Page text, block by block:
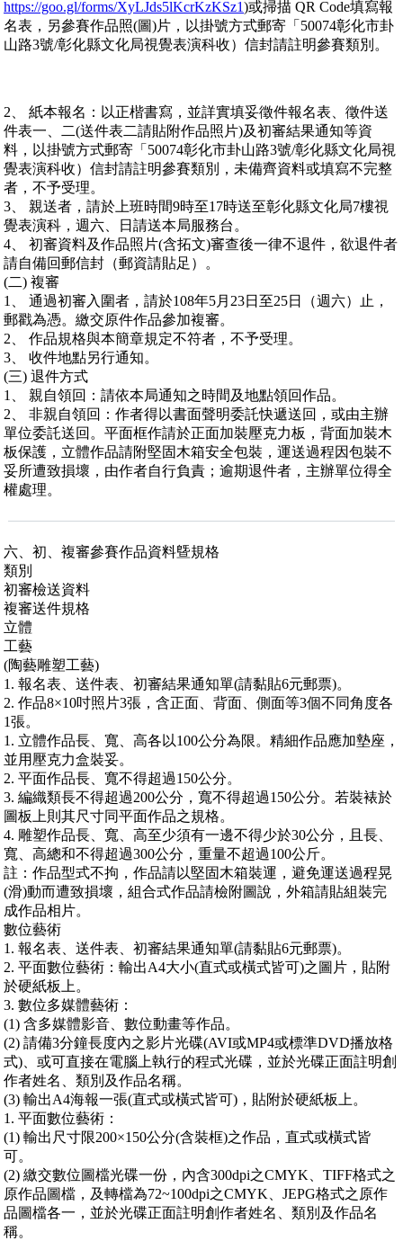
https://goo.gl/forms/XyLJds5lKcrKzKSz1)或掃描 QR Code填寫報
名表，另參賽作品照(圖)片，以掛號方式郵寄「50074彰化市卦
山路3號/彰化縣文化局視覺表演科收）信封請註明參賽類別。
2、 紙本報名：以正楷書寫，並詳實填妥徵件報名表、徵件送
件表一、二(送件表二請貼附作品照片)及初審結果通知等資
料，以掛號方式郵寄「50074彰化市卦山路3號/彰化縣文化局視
覺表演科收）信封請註明參賽類別，未備齊資料或填寫不完整
者，不予受理。
3、 親送者，請於上班時間9時至17時送至彰化縣文化局7樓視
覺表演科，週六、日請送本局服務台。
4、 初審資料及作品照片(含拓文)審查後一律不退件，欲退件者
請自備回郵信封（郵資請貼足）。
(二) 複審
1、 通過初審入圍者，請於108年5月23日至25日（週六）止，
郵戳為憑。繳交原件作品參加複審。
2、 作品規格與本簡章規定不符者，不予受理。
3、 收件地點另行通知。
(三) 退件方式
1、 親自領回：請依本局通知之時間及地點領回作品。
2、 非親自領回：作者得以書面聲明委託快遞送回，或由主辦
單位委託送回。平面框作請於正面加裝壓克力板，背面加裝木
板保護，立體作品請附堅固木箱安全包裝，運送過程因包裝不
妥所遭致損壞，由作者自行負責；逾期退件者，主辦單位得全
權處理。
六、初、複審參賽作品資料曁規格
類別
初審檢送資料
複審送件規格
立體
工藝
(陶藝雕塑工藝)
1. 報名表、送件表、初審結果通知單(請黏貼6元郵票)。
2. 作品8×10吋照片3張，含正面、背面、側面等3個不同角度各
1張。
1. 立體作品長、寬、高各以100公分為限。精細作品應加墊座，
並用壓克力盒裝妥。
2. 平面作品長、寬不得超過150公分。
3. 編織類長不得超過200公分，寬不得超過150公分。若裝裱於
圖板上則其尺寸同平面作品之規格。
4. 雕塑作品長、寬、高至少須有一邊不得少於30公分，且長、
寬、高總和不得超過300公分，重量不超過100公斤。
註：作品型式不拘，作品請以堅固木箱裝運，避免運送過程晃
(滑)動而遭致損壞，組合式作品請檢附圖說，外箱請貼組裝完
成作品相片。
數位藝術
1. 報名表、送件表、初審結果通知單(請黏貼6元郵票)。
2. 平面數位藝術：輸出A4大小(直式或橫式皆可)之圖片，貼附
於硬紙板上。
3. 數位多媒體藝術：
(1) 含多媒體影音、數位動畫等作品。
(2) 請備3分鐘長度內之影片光碟(AVI或MP4或標準DVD播放格
式)、或可直接在電腦上執行的程式光碟，並於光碟正面註明創
作者姓名、類別及作品名稱。
(3) 輸出A4海報一張(直式或橫式皆可)，貼附於硬紙板上。
1. 平面數位藝術：
(1) 輸出尺寸限200×150公分(含裝框)之作品，直式或橫式皆
可。
(2) 繳交數位圖檔光碟一份，內含300dpi之CMYK、TIFF格式之
原作品圖檔，及轉檔為72~100dpi之CMYK、JEPG格式之原作
品圖檔各一，並於光碟正面註明創作者姓名、類別及作品名
稱。